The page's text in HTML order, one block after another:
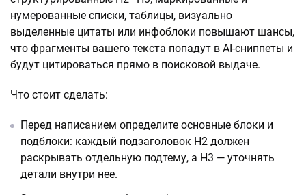
нумерованные списки, таблицы, визуально
выделенные цитаты или инфоблоки повышают шансы,
что фрагменты вашего текста попадут в AI-сниппеты и
будут цитироваться прямо в поисковой выдаче.
Что стоит сделать:
Перед написанием определите основные блоки и
подблоки: каждый подзаголовок H2 должен
раскрывать отдельную подтему, а H3 — уточнять
детали внутри нее.